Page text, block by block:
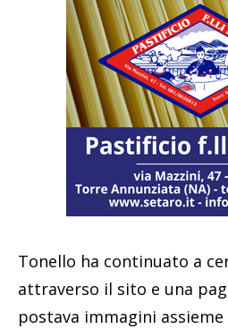
Tonello ha continuato a
attraverso il sito e una
postava immagini